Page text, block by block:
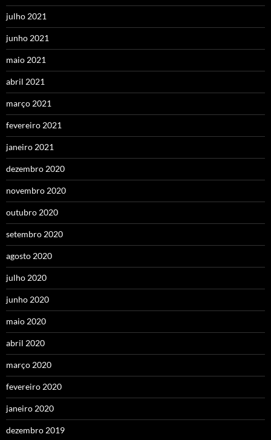
julho 2021
junho 2021
maio 2021
abril 2021
março 2021
fevereiro 2021
janeiro 2021
dezembro 2020
novembro 2020
outubro 2020
setembro 2020
agosto 2020
julho 2020
junho 2020
maio 2020
abril 2020
março 2020
fevereiro 2020
janeiro 2020
dezembro 2019